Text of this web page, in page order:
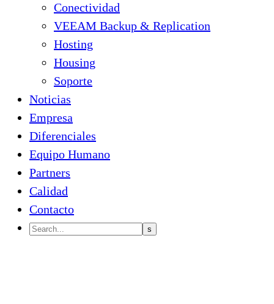
Conectividad
VEEAM Backup & Replication
Hosting
Housing
Soporte
Noticias
Empresa
Diferenciales
Equipo Humano
Partners
Calidad
Contacto